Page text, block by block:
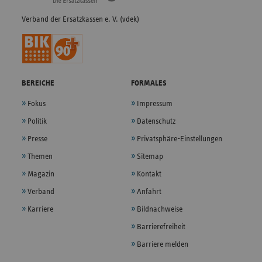
Verband der Ersatzkassen e. V. (vdek)
BEREICHE
Fokus
Politik
Presse
Themen
Magazin
Verband
Karriere
FORMALES
Impressum
Datenschutz
Privatsphäre-Einstellungen
Sitemap
Kontakt
Anfahrt
Bildnachweise
Barrierefreiheit
Barriere melden